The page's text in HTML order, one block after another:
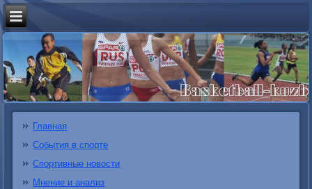
Главная
События в спорте
Спортивные новости
Мнение и анализ